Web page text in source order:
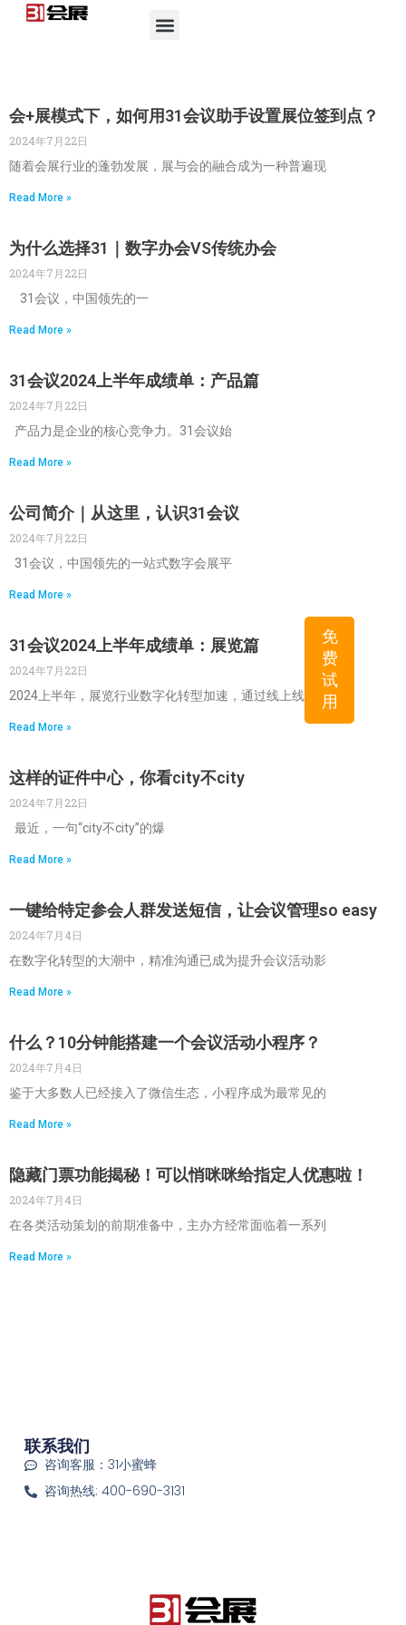
免
费
试
用
会+展模式下，如何用31会议助手设置展位签到点？
2024年7月22日
随着会展行业的蓬勃发展，展与会的融合成为一种普遍现
Read More »
为什么选择31｜数字办会VS传统办会
2024年7月22日
31会议，中国领先的一
Read More »
31会议2024上半年成绩单：产品篇
2024年7月22日
产品力是企业的核心竞争力。31会议始
Read More »
公司简介｜从这里，认识31会议
2024年7月22日
31会议，中国领先的一站式数字会展平
Read More »
31会议2024上半年成绩单：展览篇
2024年7月22日
2024上半年，展览行业数字化转型加速，通过线上线
Read More »
这样的证件中心，你看city不city
2024年7月22日
最近，一句“city不city”的爆
Read More »
一键给特定参会人群发送短信，让会议管理so easy
2024年7月4日
在数字化转型的大潮中，精准沟通已成为提升会议活动影
Read More »
什么？10分钟能搭建一个会议活动小程序？
2024年7月4日
鉴于大多数人已经接入了微信生态，小程序成为最常见的
Read More »
隐藏门票功能揭秘！可以悄咪咪给指定人优惠啦！
2024年7月4日
在各类活动策划的前期准备中，主办方经常面临着一系列
Read More »
联系我们
咨询客服：31小蜜蜂
咨询热线: 400-690-3131